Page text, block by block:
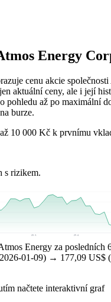
Energy
cenu akcie
aktuální ceny, ale i její
pohledu až po maximální
burze.
10 000 Kč k prvnímu
s rizikem.
20. 3. 29. 4.
Energy za posledních
01-09) → 177,09 US$
načtete interaktivní graf